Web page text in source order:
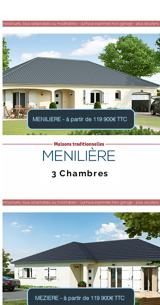
MENILIERE - à partir de 119 900€ TTC
3 Chambres
MEZIERE - à partir de 119 900€ TTC